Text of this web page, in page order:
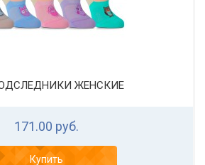
ЖЕНСКИЕ
171.00 руб.
Купить